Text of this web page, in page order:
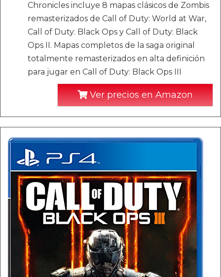
Chronicles incluye 8 mapas clásicos de Zombis
remasterizados de Call of Duty: World at War,
Call of Duty: Black Ops y Call of Duty: Black
Ops II. Mapas completos de la saga original
totalmente remasterizados en alta definición
para jugar en Call of Duty: Black Ops III
Ver precios en Amazon